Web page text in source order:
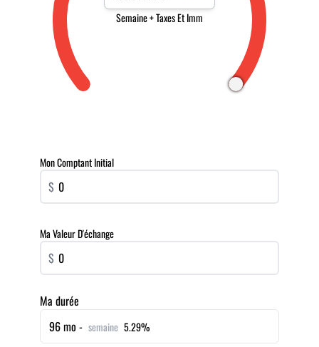
Semaine + Taxes Et Imm
Mon Comptant Initial
$
Ma Valeur D'échange
$
Ma durée
96 mo - semaine 5.29%